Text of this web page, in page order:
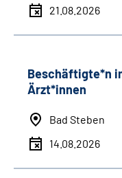
21.08.2026
Beschäftigte*n
Ärzt*innen
Bad Steben
14.08.2026